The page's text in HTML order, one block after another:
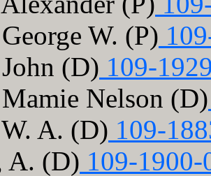
W. (P)
(D) 109-
Nelson (D)
A. (D) 109-
A. (D) 109-1900-